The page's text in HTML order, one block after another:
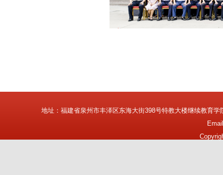
地址：福建省泉州市丰泽区东海大街398号特教大楼继续教育学